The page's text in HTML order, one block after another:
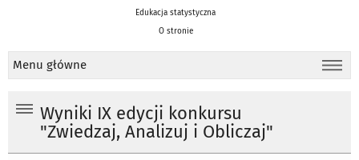
Edukacja statystyczna
O stronie
Menu główne
Wyniki IX edycji konkursu
"Zwiedzaj, Analizuj i Obliczaj"